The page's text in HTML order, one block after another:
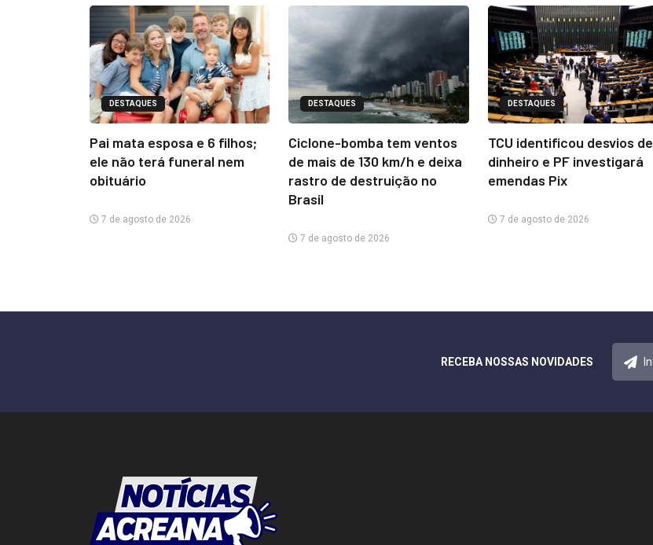
DESTAQUES
Pai mata esposa e 6 filhos;
ele não terá funeral nem
obituário
7 de agosto de 2026
DESTAQUES
Ciclone-bomba tem ventos
de mais de 130 km/h e deixa
rastro de destruição no
Brasil
7 de agosto de 2026
DESTAQUES
TCU identificou desvios de
dinheiro e PF investigará
emendas Pix
7 de agosto de 2026
RECEBA NOSSAS NOVIDADES